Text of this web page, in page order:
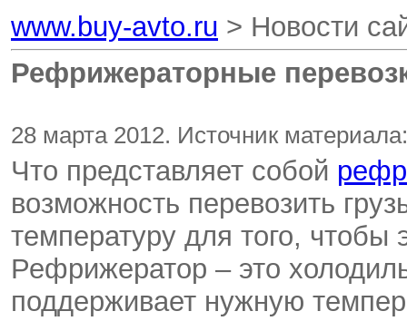
www.buy-avto.ru > Новости
Рефрижераторные
28 марта 2012. Источник
Что представляет собой
возможность перевозить
температуру для того, чтобы
Рефрижератор – это
поддерживает нужную